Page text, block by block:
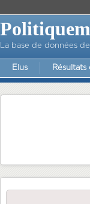
La base de données
Elus Résultats